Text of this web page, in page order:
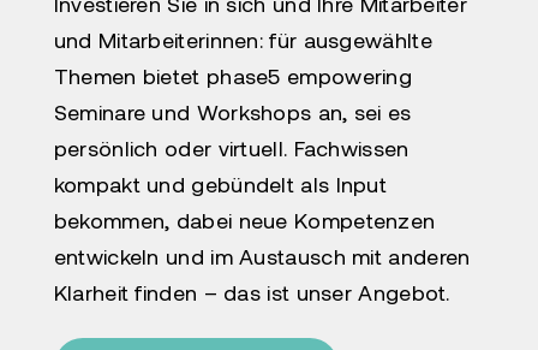
Investieren Sie in sich und Ihre Mitarbeiter
und Mitarbeiterinnen: für ausgewählte
Themen bietet phase5 empowering
Seminare und Workshops an, sei es
persönlich oder virtuell. Fachwissen
kompakt und gebündelt als Input
bekommen, dabei neue Kompetenzen
entwickeln und im Austausch mit anderen
Klarheit finden – das ist unser Angebot.